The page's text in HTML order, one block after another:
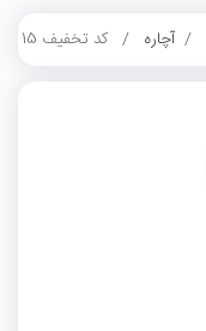
آچاره کد تخفیف 15 هزار تومانی خدمات آرایشی آچاره در تهران